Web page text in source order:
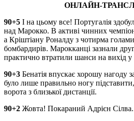
ОНЛАЙН-
90+5 І на цьому все! Португалія
над Марокко. В активі чинних
а Кріштіану Роналду з чотирма
бомбардирів. Марокканці зазнали
практично втратили шанси на вихід
90+3 Бенатія впускає хорошу нагоду
було лише правильно ногу
ворота з близької дистанції.
90+2 Жовта! Покараний Адрієн Сілва.